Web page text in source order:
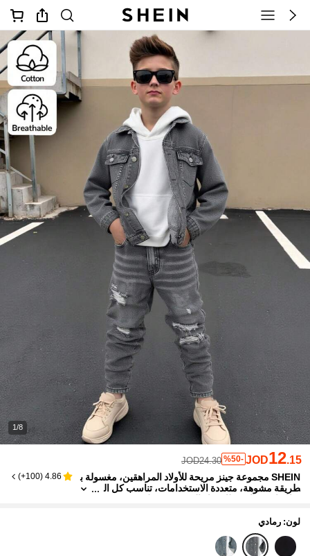
1/8
JOD12.15
%50-
JOD24.30
SHEIN مجموعة جينز مريحة للأولاد المراهقين، مغسولة ب
طريقة مشوهة، متعددة الاستخدامات، تناسب كل ال
4.86
(
100+
)
لون: رمادي